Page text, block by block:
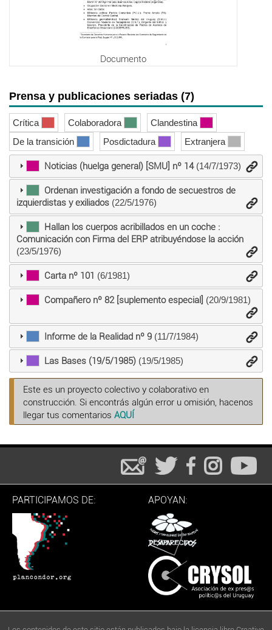
Documento
Prensa y publicaciones seriadas (7)
Crítica Colaboradora
Clandestina
De la transición
Posdictadura Extranjera
Noticias (huelga general) [SMU] nº 14(14/7/1973)
Ordenan investigación a fondo de secuestros de
izquierdistas y exiliados(22/5/1976)
Hallan los cuerpos acribillados en un coche :
Comunicación con Firma del ERP atribuyéndose la acción
(23/5/1976)
Carta nº 101 (6/1981)
Compañero nº 82 [suplemento especial] (20/9/1981)
Informe de la Realidad nº 9(11/7/1984)
Las Bases (19/5/1985)(19/5/1985)
Este es un proyecto colectivo y colaborativo en
construcción. Si encontrás algún error u omisión, hacenos
llegar tus comentarios AQUÍ
PARTICIPAMOS DE: APOYAN: